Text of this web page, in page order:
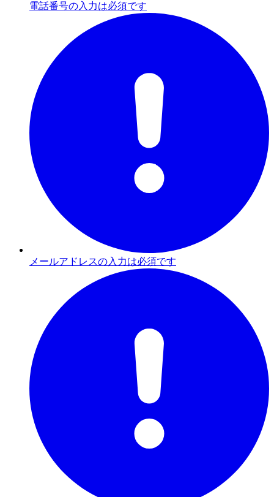
電話番号の入力は必須です
メールアドレスの入力は必須です